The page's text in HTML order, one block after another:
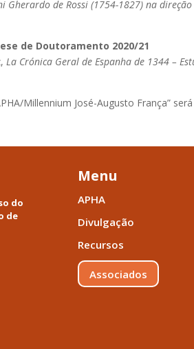
Gherardo de Rossi (1754-1827) na
de Doutoramento 2020/21
La Crónica Geral de Espanha de 1344 –
Millennium José-Augusto França”
do
de
Menu
APHA
Divulgação
Recursos
Associados